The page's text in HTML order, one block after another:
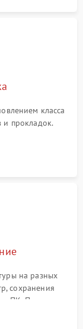
класса
прокладок.
температур.
на разных
сохранения
ПК. Проверка
качества.